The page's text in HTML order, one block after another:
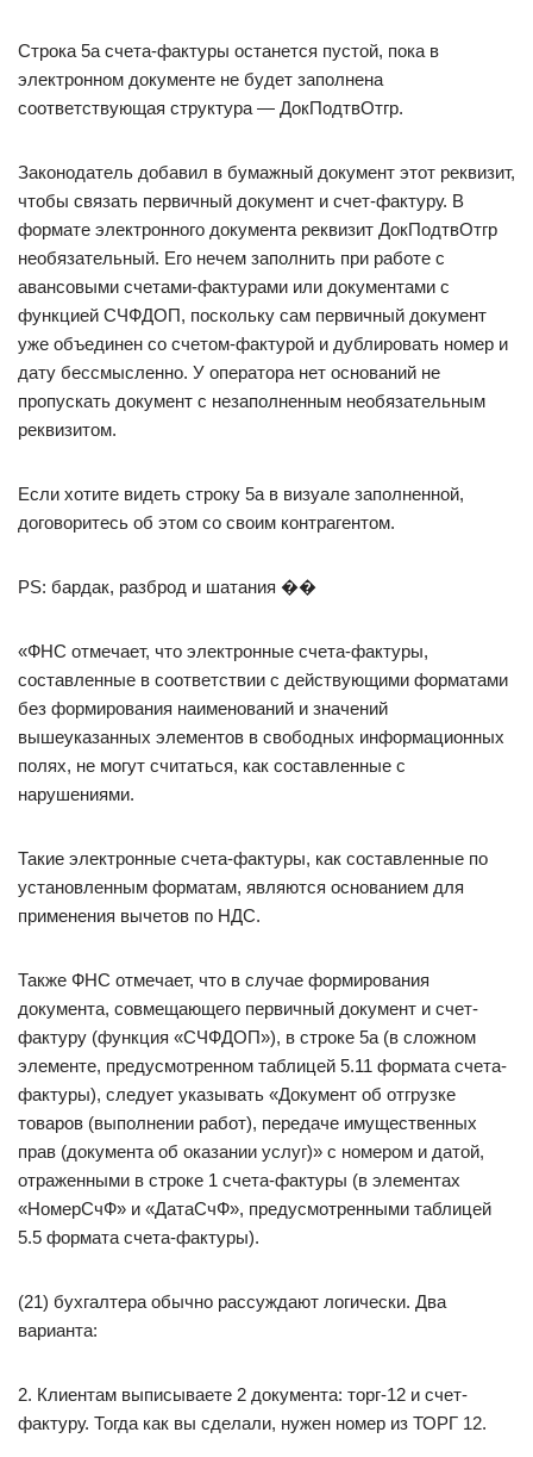
Строка 5а счета-фактуры останется пустой, пока в
электронном документе не будет заполнена
соответствующая структура — ДокПодтвОтгр.
Законодатель добавил в бумажный документ этот реквизит,
чтобы связать первичный документ и счет-фактуру. В
формате электронного документа реквизит ДокПодтвОтгр
необязательный. Его нечем заполнить при работе с
авансовыми счетами-фактурами или документами с
функцией СЧФДОП, поскольку сам первичный документ
уже объединен со счетом-фактурой и дублировать номер и
дату бессмысленно. У оператора нет оснований не
пропускать документ с незаполненным необязательным
реквизитом.
Если хотите видеть строку 5а в визуале заполненной,
договоритесь об этом со своим контрагентом.
PS: бардак, разброд и шатания ��
«ФНС отмечает, что электронные счета-фактуры,
составленные в соответствии с действующими форматами
без формирования наименований и значений
вышеуказанных элементов в свободных информационных
полях, не могут считаться, как составленные с
нарушениями.
Такие электронные счета-фактуры, как составленные по
установленным форматам, являются основанием для
применения вычетов по НДС.
Также ФНС отмечает, что в случае формирования
документа, совмещающего первичный документ и счет-
фактуру (функция «СЧФДОП»), в строке 5а (в сложном
элементе, предусмотренном таблицей 5.11 формата счета-
фактуры), следует указывать «Документ об отгрузке
товаров (выполнении работ), передаче имущественных
прав (документа об оказании услуг)» с номером и датой,
отраженными в строке 1 счета-фактуры (в элементах
«НомерСчФ» и «ДатаСчФ», предусмотренными таблицей
5.5 формата счета-фактуры).
(21) бухгалтера обычно рассуждают логически. Два
варианта:
2. Клиентам выписываете 2 документа: торг-12 и счет-
фактуру. Тогда как вы сделали, нужен номер из ТОРГ 12.